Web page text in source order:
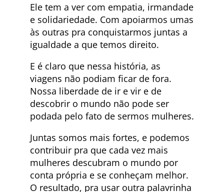
Ele tem a ver com empatia, irmandade
e solidariedade. Com apoiarmos umas
às outras pra conquistarmos juntas a
igualdade a que temos direito.
E é claro que nessa história, as
viagens não podiam ficar de fora.
Nossa liberdade de ir e vir e de
descobrir o mundo não pode ser
podada pelo fato de sermos mulheres.
Juntas somos mais fortes, e podemos
contribuir pra que cada vez mais
mulheres descubram o mundo por
conta própria e se conheçam melhor.
O resultado, pra usar outra palavrinha